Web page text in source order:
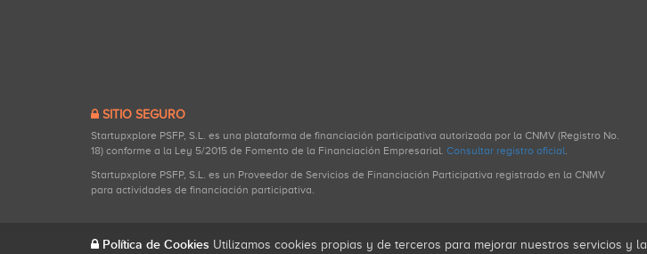
SITIO SEGURO
Startupxplore PSFP, S.L. es una plataforma de financiación participativa autorizada por la CNMV (Registro No.
18) conforme a la Ley 5/2015 de Fomento de la Financiación Empresarial. Consultar registro oficial.
Startupxplore PSFP, S.L. es un Proveedor de Servicios de Financiación Participativa registrado en la CNMV
para actividades de financiación participativa.
Política de Cookies Utilizamos cookies propias y de terceros para mejorar nuestros servicios y